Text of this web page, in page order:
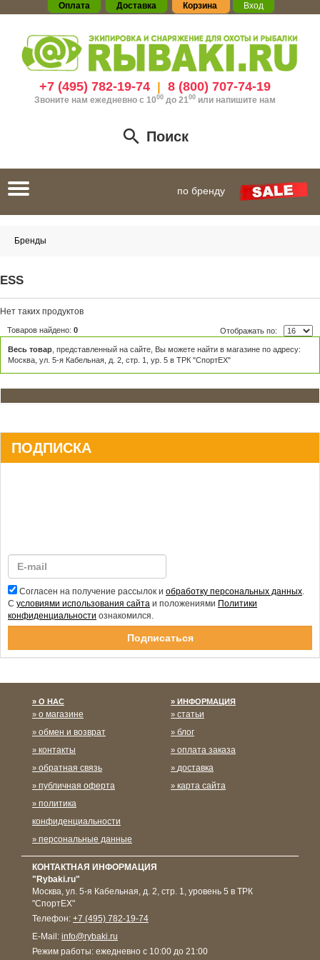
Оплата Доставка Корзина Вход
+7 (495) 782-19-74| 8 (800) 707-74-19
Звоните нам ежедневно с 1000до 21 00 или напишите нам
Поиск
Toggle
navigation
по бренду
Бренды
ESS
Нет таких продуктов
Товаров найдено: 0 Отображать по:
Весь товар , представленный на сайте, Вы можете найти в магазине по адресу:
Москва, ул. 5-я Кабельная, д. 2, стр. 1, ур. 5 в ТРК "СпортЕХ"
ПОДПИСКА
Согласен на получение рассылок и обработку персональных данных
С условиями использования сайта и положениями Политики
конфиденциальности ознакомился.
Спасибо за подписку!
О НАС
о магазине
обмен и возврат
контакты
обратная связь
публичная оферта
политика
конфиденциальности
персональные данные
ИНФОРМАЦИЯ
статьи
блог
оплата заказа
доставка
карта сайта
КОНТАКТНАЯ ИНФОРМАЦИЯ
"Rybaki.ru"
Москва, ул. 5-я Кабельная, д. 2, стр. 1, уровень 5 в ТРК
"СпортЕХ"
Телефон: +7 (495) 782-19-74
E-Mail: info@rybaki.ru
Режим работы: ежедневно с 10:00 до 21:00